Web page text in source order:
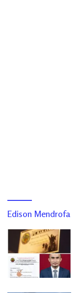
Edison Mendrofa